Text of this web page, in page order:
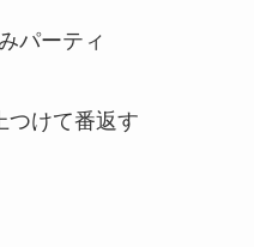
パーティ
つけて番返す